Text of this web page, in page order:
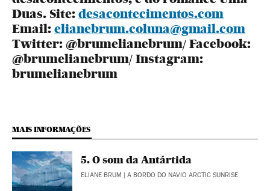
Duas. Site: desacontecimentos.com
Email: elianebrum.coluna@gmail.com
Twitter: @brumelianebrum/ Facebook:
@brumelianebrum/ Instagram:
brumelianebrum
MAIS INFORMAÇÕES
5. O som da Antártida
ELIANE BRUM | A BORDO DO NAVIO ARCTIC SUNRISE